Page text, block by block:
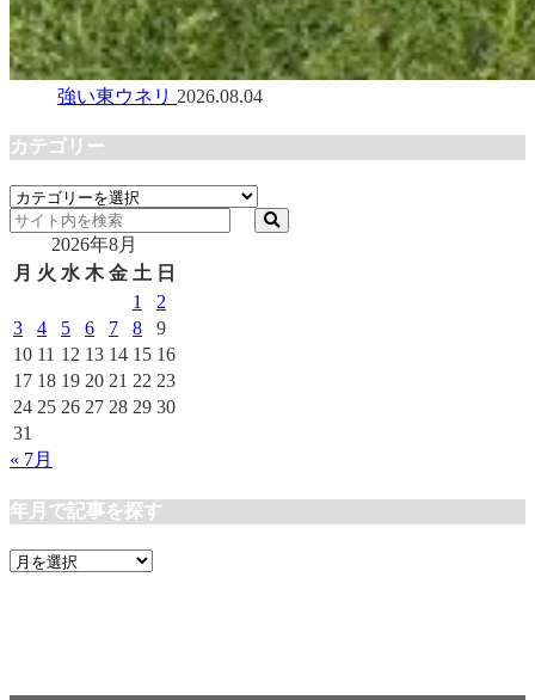
強い東ウネリ 2026.08.04
カテゴリー
カ
テ
リ
2026年8月
月 火 水 木 金 土 日
1
2
3
4 5 6 7 8
9
10 11 12 13 14 15 16
17 18 19 20 21 22 23
24 25 26 27 28 29 30
31
« 7月
年月で記事を探す
年